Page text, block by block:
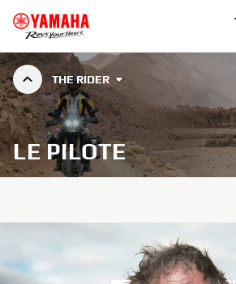
THE RIDER
LE PILOTE